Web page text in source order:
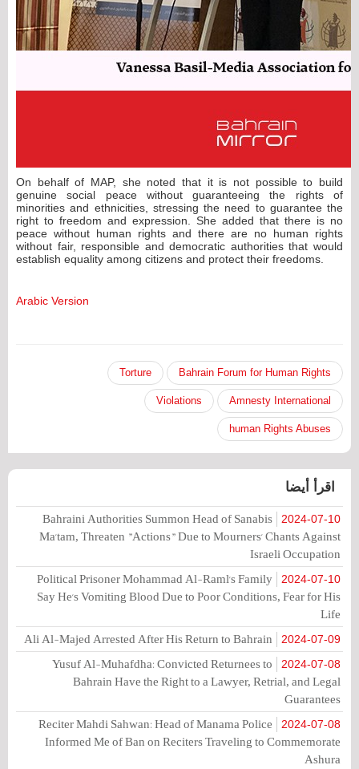
On behalf of MAP, she noted that it is not possible to build
genuine social peace without guaranteeing the rights of
minorities and ethnicities, stressing the need to guarantee the
right to freedom and expression. She added that there is no
peace without human rights and there are no human rights
without fair, responsible and democratic authorities that would
establish equality among citizens and protect their freedoms.
Arabic Version
Bahrain Forum for Human Rights
Torture
Amnesty International
Violations
human Rights Abuses
اقرأ أيضا
2024-07-10
Bahraini Authorities Summon Head of Sanabis
Ma'tam, Threaten "Actions" Due to Mourners' Chants Against
Israeli Occupation
2024-07-10
Political Prisoner Mohammad Al-Raml's Family
Say He's Vomiting Blood Due to Poor Conditions, Fear for His
Life
2024-07-09
Ali Al-Majed Arrested After His Return to Bahrain
2024-07-08
Yusuf Al-Muhafdha: Convicted Returnees to
Bahrain Have the Right to a Lawyer, Retrial, and Legal
Guarantees
2024-07-08
Reciter Mahdi Sahwan: Head of Manama Police
Informed Me of Ban on Reciters Traveling to Commemorate
Ashura